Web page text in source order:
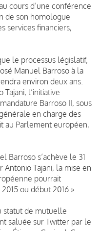
cours d’une confé­rence
de son homologue
services financiers,
le processus législatif,
Manuel Barroso à la
environ deux ans.
Tajani, l’initiative
Barroso II, sous
en charge des
au Parlement européen,
Barroso s’achève le 31
Tajani, la mise en
pourrait
ou début 2016 ».
statut de mutuelle
saluée sur Twitter par le